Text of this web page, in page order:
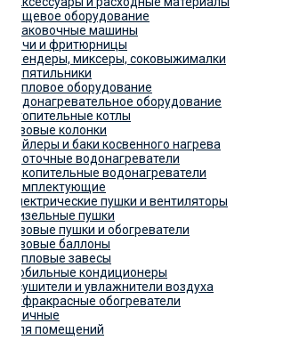
Пищевое оборудование
Упаковочные машины
Печи и фритюрницы
Блендеры, миксеры, соковыжималки
Кипятильники
Тепловое оборудование
Водонагревательное оборудование
Отопительные котлы
Газовые колонки
Бойлеры и баки косвенного нагрева
Проточные водонагреватели
Накопительные водонагреватели
Комплектующие
Электрические пушки и вентиляторы
Дизельные пушки
Газовые пушки и обогреватели
Газовые баллоны
Тепловые завесы
Мобильные кондиционеры
Осушители и увлажнители воздуха
Инфракрасные обогреватели
Уличные
Для помещений